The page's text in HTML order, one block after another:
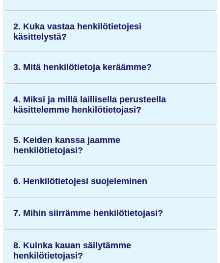
2. Kuka vastaa henkilötietojesi
käsittelystä?
3. Mitä henkilötietoja keräämme?
4. Miksi ja millä laillisella perusteella
käsittelemme henkilötietojasi?
5. Keiden kanssa jaamme
henkilötietojasi?
6. Henkilötietojesi suojeleminen
7. Mihin siirrämme henkilötietojasi?
8. Kuinka kauan säilytämme
henkilötietojasi?